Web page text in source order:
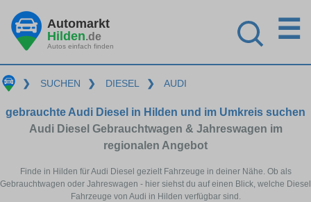
Automarkt
Hilden.de
Autos einfach finden
☰
❯ SUCHEN ❯ DIESEL ❯ AUDI
gebrauchte Audi Diesel in Hilden und im Umkreis suchen
Audi Diesel Gebrauchtwagen & Jahreswagen im
regionalen Angebot
Finde in Hilden für Audi Diesel gezielt Fahrzeuge in deiner Nähe. Ob als
Gebrauchtwagen oder Jahreswagen - hier siehst du auf einen Blick, welche Diesel
Fahrzeuge von Audi in Hilden verfügbar sind.